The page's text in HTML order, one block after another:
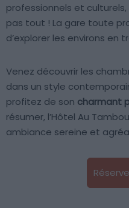
professionnels et culturels,
pas tout ! La gare toute
d’explorer les environs en
Venez découvrir les
dans un style
profitez de son charmant
résumer, l’Hôtel Au
ambiance sereine et